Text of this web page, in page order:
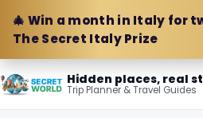
🎄 Win a month in Italy for
The Secret Italy Prize
Hidden places, real
Trip Planner & Travel Guides